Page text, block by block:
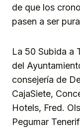
de que los
pasen a ser
La 50 Subida a
del
consejería de
CajaSiete,
Hotels, Fred.
Pegumar